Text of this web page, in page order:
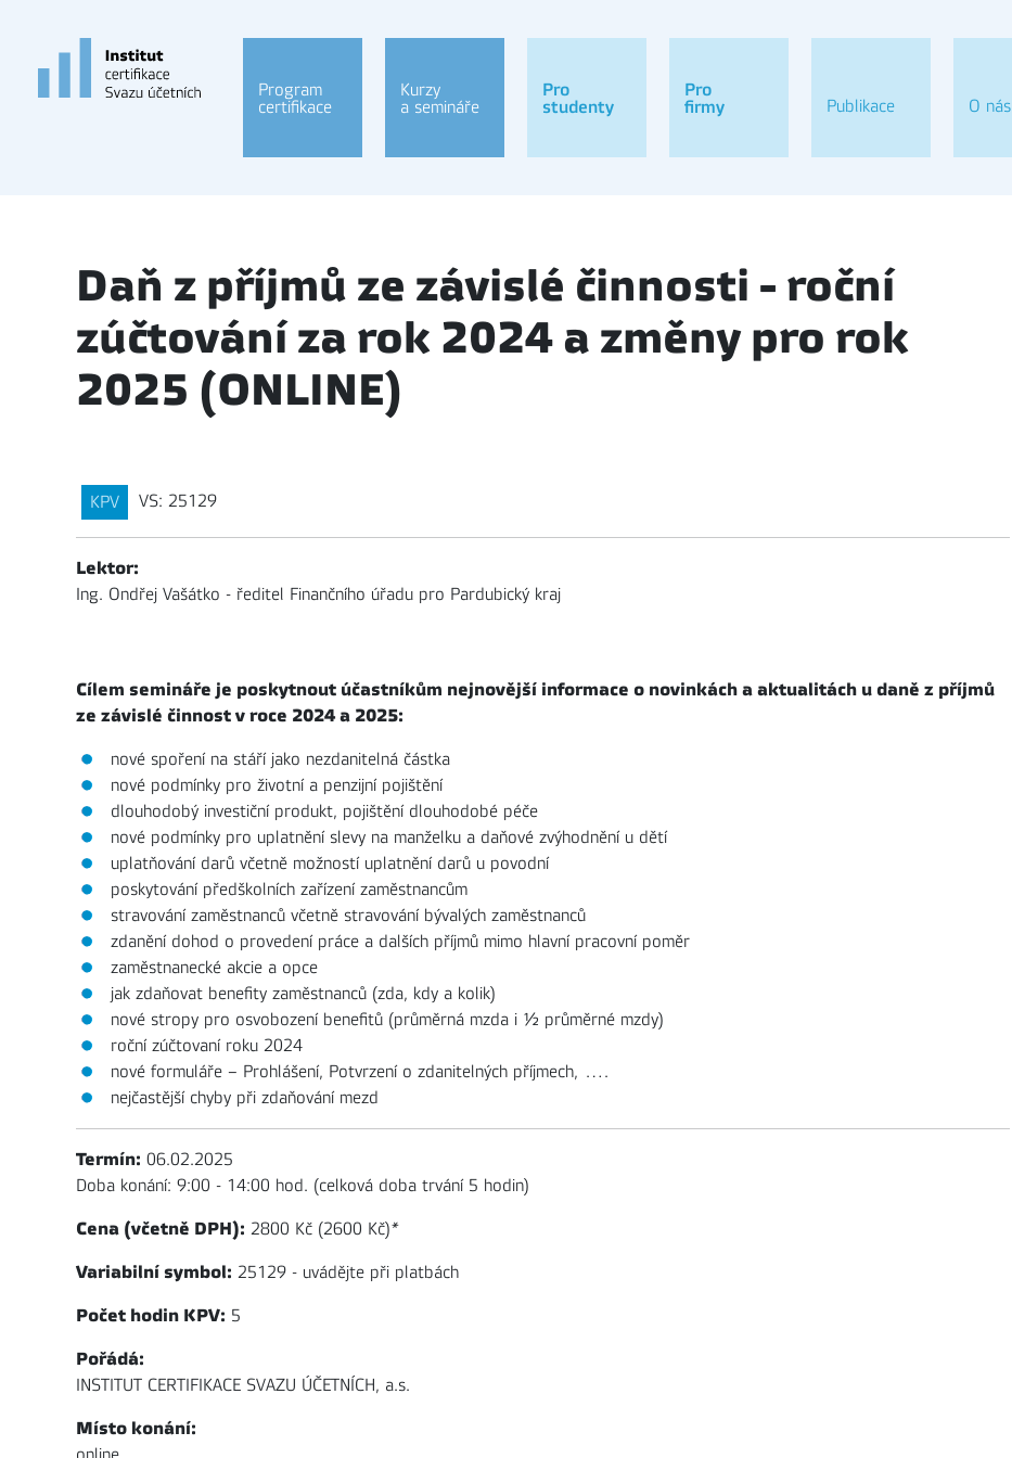
Program
certifikace
Kurzy
a semináře
Pro
studenty
Pro
firmy
Publikace O nás
Daň z příjmů ze závislé činnosti - roční
zúčtování za rok 2024 a změny pro rok
2025 (ONLINE)
KPV VS: 25129
Lektor:
Ing. Ondřej Vašátko - ředitel Finančního úřadu pro Pardubický kraj
Cílem semináře je poskytnout účastníkům nejnovější informace o novinkách a aktualitách u daně z příjmů
ze závislé činnost v roce 2024 a 2025:
nové spoření na stáří jako nezdanitelná částka
nové podmínky pro životní a penzijní pojištění
dlouhodobý investiční produkt, pojištění dlouhodobé péče
nové podmínky pro uplatnění slevy na manželku a daňové zvýhodnění u dětí
uplatňování darů včetně možností uplatnění darů u povodní
poskytování předškolních zařízení zaměstnancům
stravování zaměstnanců včetně stravování bývalých zaměstnanců
zdanění dohod o provedení práce a dalších příjmů mimo hlavní pracovní poměr
zaměstnanecké akcie a opce
jak zdaňovat benefity zaměstnanců (zda, kdy a kolik)
nové stropy pro osvobození benefitů (průměrná mzda i ½ průměrné mzdy)
roční zúčtovaní roku 2024
nové formuláře – Prohlášení, Potvrzení o zdanitelných příjmech, ….
nejčastější chyby při zdaňování mezd
Termín: 06.02.2025
Doba konání: 9:00 - 14:00 hod. (celková doba trvání 5 hodin)
Cena (včetně DPH): 2800 Kč (2600 Kč)*
Variabilní symbol: 25129 - uvádějte při platbách
Počet hodin KPV: 5
Pořádá:
INSTITUT CERTIFIKACE SVAZU ÚČETNÍCH, a.s.
Místo konání: